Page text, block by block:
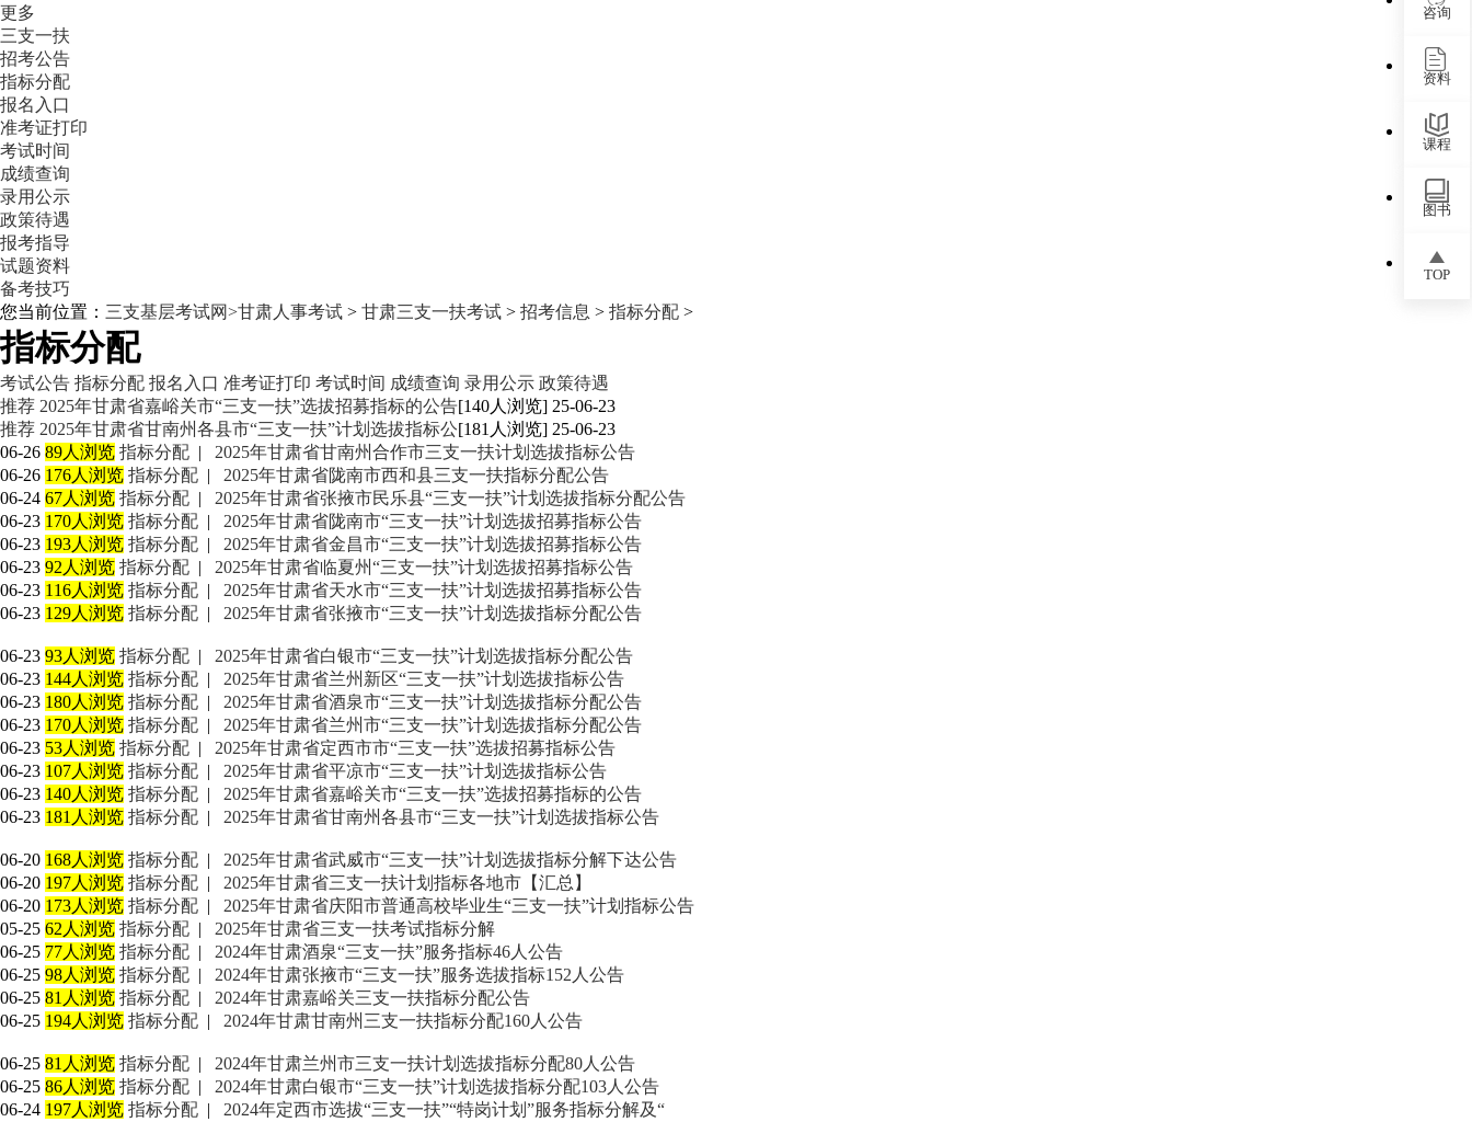
更多
三支一扶
招考公告
指标分配
报名入口
准考证打印
考试时间
成绩查询
录用公示
政策待遇
报考指导
试题资料
备考技巧
您当前位置： 三支基层考试网>甘肃人事考试 > 甘肃三支一扶考试 > 招考信息 > 指标分配 >
指标分配
考试公告 指标分配 报名入口 准考证打印 考试时间 成绩查询 录用公示 政策待遇
推荐 2025年甘肃省嘉峪关市“三支一扶”选拔招募指标的公告[140人浏览] 25-06-23
推荐 2025年甘肃省甘南州各县市“三支一扶”计划选拔指标公[181人浏览] 25-06-23
06-26 89人浏览 指标分配 |
2025年甘肃省甘南州合作市三支一扶计划选拔指标公告
06-26 176人浏览 指标分配 |
2025年甘肃省陇南市西和县三支一扶指标分配公告
06-24 67人浏览 指标分配 |
2025年甘肃省张掖市民乐县“三支一扶”计划选拔指标分配公告
06-23 170人浏览 指标分配 |
2025年甘肃省陇南市“三支一扶”计划选拔招募指标公告
06-23 193人浏览 指标分配 |
2025年甘肃省金昌市“三支一扶”计划选拔招募指标公告
06-23 92人浏览 指标分配 |
2025年甘肃省临夏州“三支一扶”计划选拔招募指标公告
06-23 116人浏览 指标分配 |
2025年甘肃省天水市“三支一扶”计划选拔招募指标公告
06-23 129人浏览 指标分配 | 2025年甘肃省张掖市“三支一扶”计划选拔指标分配公告
06-23 93人浏览 指标分配 |
2025年甘肃省白银市“三支一扶”计划选拔指标分配公告
06-23 144人浏览 指标分配 |
2025年甘肃省兰州新区“三支一扶”计划选拔指标公告
06-23 180人浏览 指标分配 |
2025年甘肃省酒泉市“三支一扶”计划选拔指标分配公告
06-23 170人浏览 指标分配 |
2025年甘肃省兰州市“三支一扶”计划选拔指标分配公告
06-23 53人浏览 指标分配 |
2025年甘肃省定西市市“三支一扶”选拔招募指标公告
06-23 107人浏览 指标分配 |
2025年甘肃省平凉市“三支一扶”计划选拔指标公告
06-23 140人浏览 指标分配 |
2025年甘肃省嘉峪关市“三支一扶”选拔招募指标的公告
06-23 181人浏览 指标分配 | 2025年甘肃省甘南州各县市“三支一扶”计划选拔指标公告
06-20 168人浏览 指标分配 |
2025年甘肃省武威市“三支一扶”计划选拔指标分解下达公告
06-20 197人浏览 指标分配 |
2025年甘肃省三支一扶计划指标各地市【汇总】
06-20 173人浏览 指标分配 |
2025年甘肃省庆阳市普通高校毕业生“三支一扶”计划指标公告
05-25 62人浏览 指标分配 |
2025年甘肃省三支一扶考试指标分解
06-25 77人浏览 指标分配 |
2024年甘肃酒泉“三支一扶”服务指标46人公告
06-25 98人浏览 指标分配 |
2024年甘肃张掖市“三支一扶”服务选拔指标152人公告
06-25 81人浏览 指标分配 |
2024年甘肃嘉峪关三支一扶指标分配公告
06-25 194人浏览 指标分配 | 2024年甘肃甘南州三支一扶指标分配160人公告
06-25 81人浏览 指标分配 |
2024年甘肃兰州市三支一扶计划选拔指标分配80人公告
06-25 86人浏览 指标分配 |
2024年甘肃白银市“三支一扶”计划选拔指标分配103人公告
06-24 197人浏览 指标分配 |
2024年定西市选拔“三支一扶”“特岗计划”服务指标分解及“
咨询
资料
课程
图书
TOP